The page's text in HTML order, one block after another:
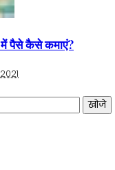
पैसे कैसे कमाएं?